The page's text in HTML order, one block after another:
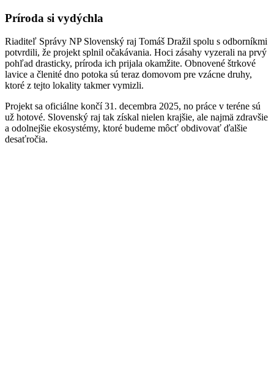
Príroda si vydýchla
Riaditeľ Správy NP Slovenský raj Tomáš Dražil spolu s odborníkmi
potvrdili, že projekt splnil očakávania. Hoci zásahy vyzerali na prvý
pohľad drasticky, príroda ich prijala okamžite. Obnovené štrkové
lavice a členité dno potoka sú teraz domovom pre vzácne druhy,
ktoré z tejto lokality takmer vymizli.
Projekt sa oficiálne končí 31. decembra 2025, no práce v teréne sú
už hotové. Slovenský raj tak získal nielen krajšie, ale najmä zdravšie
a odolnejšie ekosystémy, ktoré budeme môcť obdivovať ďalšie
desaťročia.